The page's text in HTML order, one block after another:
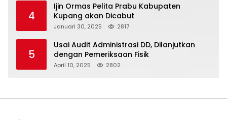
4
Ijin Ormas Pelita Prabu Kabupaten
Kupang akan Dicabut
Januari 30, 2025 2817
5
Usai Audit Administrasi DD, Dilanjutkan
dengan Pemeriksaan Fisik
April 10, 2025 2802